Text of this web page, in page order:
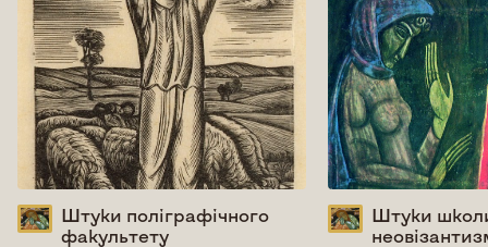
Штуки поліграфічного
факультету
Штуки